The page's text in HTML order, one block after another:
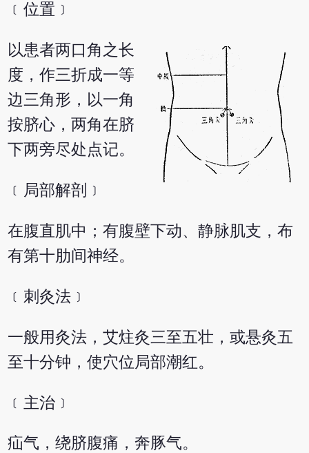
﹝位置﹞
以患者两口角之长
度，作三折成一等
边三角形，以一角
按脐心，两角在脐
下两旁尽处点记。
﹝局部解剖﹞
在腹直肌中；有腹壁下动、静脉肌支，布
有第十肋间神经。
﹝刺灸法﹞
一般用灸法，艾炷灸三至五壮，或悬灸五
至十分钟，使穴位局部潮红。
﹝主治﹞
疝气，绕脐腹痛，奔豚气。